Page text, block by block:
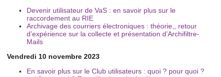
Devenir utilisateur de VaS : en savoir plus sur le
raccordement au RIE
Archivage des courriers électroniques : théorie,, retour
d’expérience sur la collecte et présentation d’Archifiltre-
Mails
Vendredi 10 novembre 2023
En savoir plus sur le Club utilisateurs : quoi ? pour quoi ?